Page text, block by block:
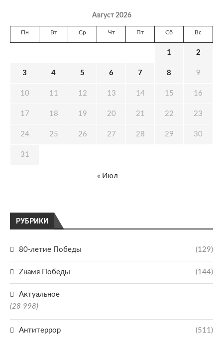
РУБРИКИ
80-летие Победы (129)
Zнамя Победы (144)
Актуальное
(28 998)
Антитеррор (511)
Август 2026
Пн Вт Ср Чт Пт Сб Вс
1 2
3 4 5 6 7 8 9
10 11 12 13 14 15 16
17 18 19 20 21 22 23
24 25 26 27 28 29 30
31
« Июл